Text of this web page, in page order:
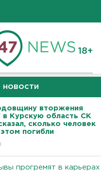
18+
новости
вторжения
в Курскую область СК
сколько человек
погибли
прогремят в карьерах